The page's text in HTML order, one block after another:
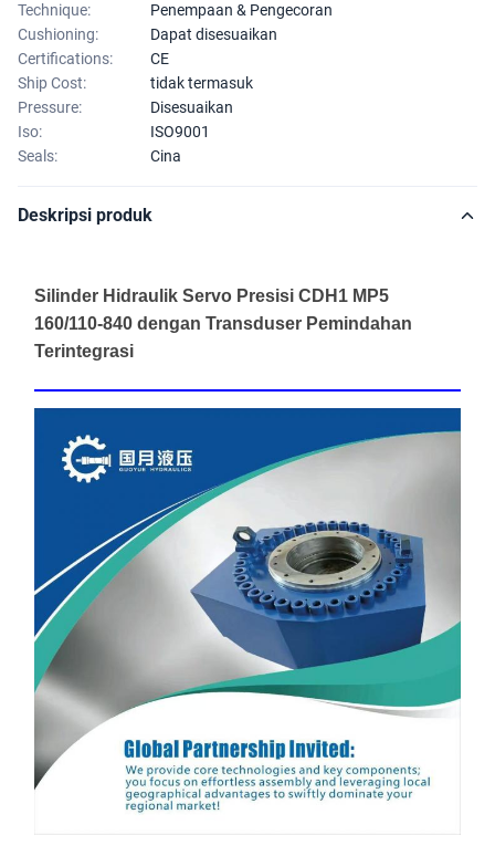
Technique:
Penempaan & Pengecoran
Cushioning:
Dapat disesuaikan
Certifications:
CE
Ship Cost:
tidak termasuk
Pressure:
Disesuaikan
Iso:
ISO9001
Seals:
Cina
Deskripsi produk
Silinder Hidraulik Servo Presisi CDH1 MP5
160/110-840 dengan Transduser Pemindahan
Terintegrasi